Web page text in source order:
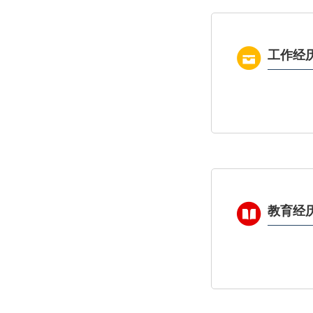
工作经
教育经